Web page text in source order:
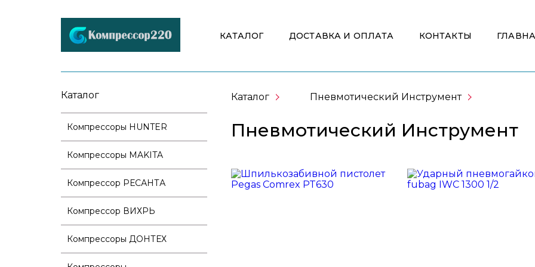
КАТАЛОГ ДОСТАВКА И ОПЛАТА КОНТАКТЫ
Каталог
Компрессоры HUNTER
Компрессоры MAKITA
Компрессор РЕСАНТА
Компрессор ВИХРЬ
Компрессоры ДОНТЕХ
Каталог Пневмотический Инструмент
Пневмотический Инструмент